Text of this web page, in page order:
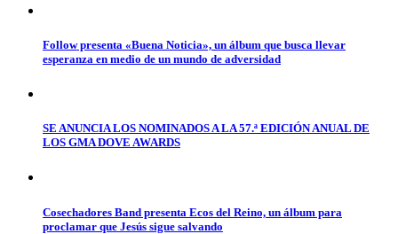
Follow presenta «Buena Noticia», un álbum que busca llevar
esperanza en medio de un mundo de adversidad
SE ANUNCIA LOS NOMINADOS A LA 57.ª EDICIÓN ANUAL DE
LOS GMA DOVE AWARDS
Cosechadores Band presenta Ecos del Reino, un álbum para
proclamar que Jesús sigue salvando